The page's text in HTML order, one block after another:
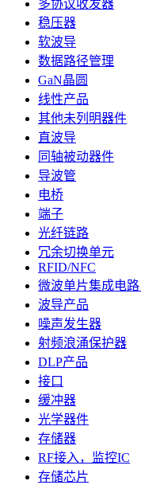
多协议收发器
稳压器
软波导
数据路径管理
GaN晶圆
线性产品
其他未列明器件
直波导
同轴被动器件
导波管
电桥
端子
光纤链路
冗余切换单元
RFID/NFC
微波单片集成电路
波导产品
噪声发生器
射频浪涌保护器
DLP产品
接口
缓冲器
光学器件
存储器
RF接入，监控IC
存储芯片